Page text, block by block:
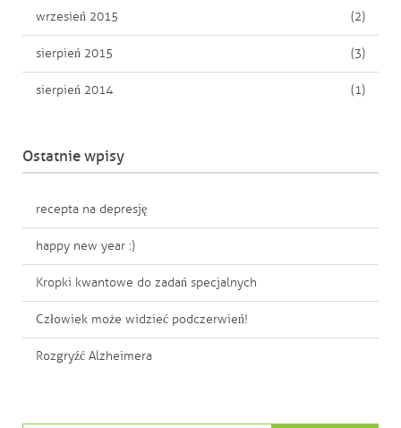
wrzesień 2015 (2)
sierpień 2015 (3)
sierpień 2014 (1)
Ostatnie wpisy
recepta na depresję
happy new year :)
Kropki kwantowe do zadań specjalnych
Człowiek może widzieć podczerwień!
Rozgryźć Alzheimera